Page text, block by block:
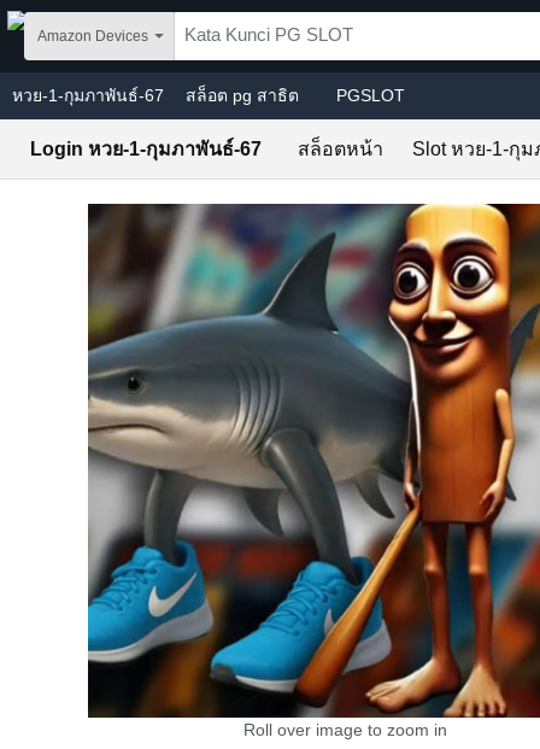
Skip to main content
Amazon Devices
หวย-1-กุมภาพันธ์-67 สล็อต pg สาธิต PGSLOT
Login หวย-1-กุมภาพันธ์-67 สล็อตหน้า Slot หวย-1-กุ
Roll over image to zoom in